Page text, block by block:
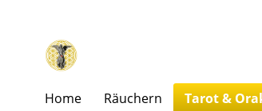
Home Räuchern Tarot &